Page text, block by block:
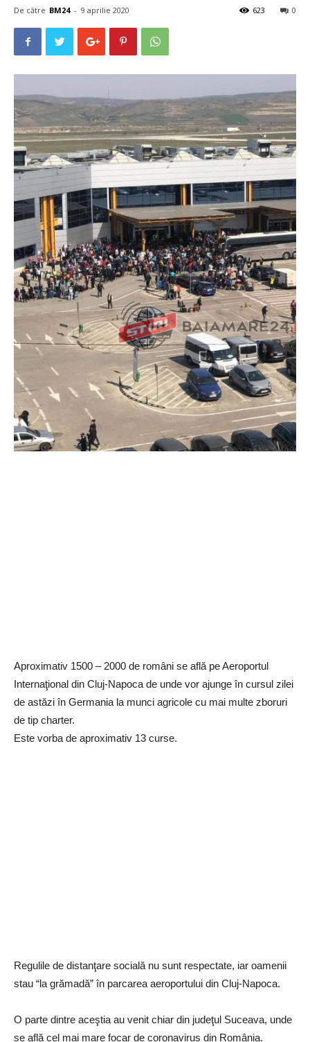
De către BM24 - 9 aprilie 2020 0
623
Aproximativ 1500 – 2000 de români se află pe Aeroportul
Internaţional din Cluj-Napoca de unde vor ajunge în cursul zilei
de astăzi în Germania la munci agricole cu mai multe zboruri
de tip charter.
Este vorba de aproximativ 13 curse.
Regulile de distanţare socială nu sunt respectate, iar oamenii
stau “la grămadă” în parcarea aeroportului din Cluj-Napoca.
O parte dintre aceştia au venit chiar din judeţul Suceava, unde
se află cel mai mare focar de coronavirus din România.